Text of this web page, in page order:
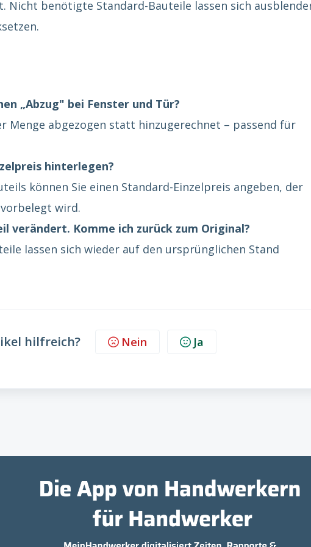
Nicht benötigte Standard-Bauteile lassen sich
„Abzug" bei Fenster und Tür?
Menge abgezogen statt hinzugerechnet – passend für
hinterlegen?
können Sie einen Standard-Einzelpreis angeben, der
wird.
verändert. Komme ich zurück zum Original?
lassen sich wieder auf den ursprünglichen Stand
hilfreich? Nein Ja